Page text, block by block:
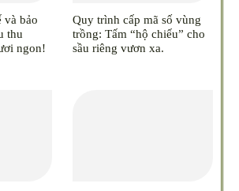
và bảo
thu
ngon!
Quy trình cấp mã số vùng
trồng: Tấm “hộ chiếu” cho
sầu riêng vươn xa.